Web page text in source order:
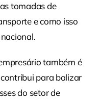
tomadas de
e como isso
também é
para balizar
do setor de